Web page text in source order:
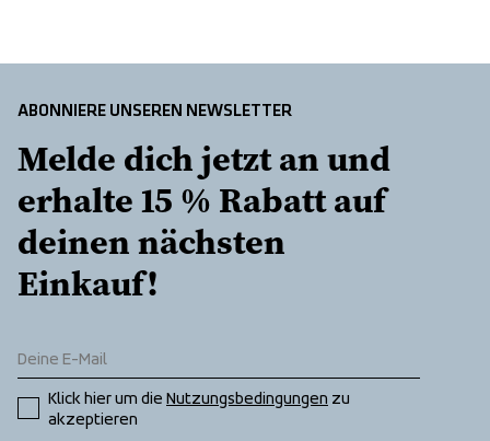
ABONNIERE UNSEREN NEWSLETTER
Melde dich jetzt an und
erhalte 15 % Rabatt auf
deinen nächsten
Einkauf!
Klick hier um die Nutzungsbedingungen zu
akzeptieren